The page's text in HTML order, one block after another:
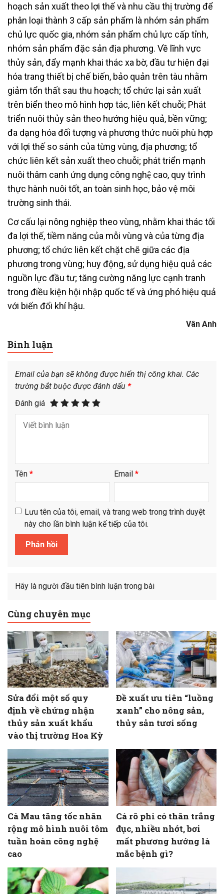
hoạch sản xuất theo lợi thế và nhu cầu thị trường để
phân loại thành 3 cấp sản phẩm là nhóm sản phẩm
chủ lực quốc gia, nhóm sản phẩm chủ lực cấp tỉnh,
nhóm sản phẩm đặc sản địa phương. Về lĩnh vực
thủy sản, đẩy mạnh khai thác xa bờ, đầu tư hiện đại
hóa trang thiết bị chế biến, bảo quản trên tàu nhằm
giảm tổn thất sau thu hoạch; tổ chức lại sản xuất
trên biển theo mô hình hợp tác, liên kết chuỗi; Phát
triển nuôi thủy sản theo hướng hiệu quả, bền vững;
đa dạng hóa đối tượng và phương thức nuôi phù hợp
với lợi thế so sánh của từng vùng, địa phương; tổ
chức liên kết sản xuất theo chuỗi; phát triển mạnh
nuôi thâm canh ứng dụng công nghệ cao, quy trình
thực hành nuôi tốt, an toàn sinh học, bảo vệ môi
trường sinh thái.
Cơ cấu lại nông nghiệp theo vùng, nhằm khai thác tối
đa lợi thế, tiềm năng của mỗi vùng và của từng địa
phương; tổ chức liên kết chặt chẽ giữa các địa
phương trong vùng; huy động, sử dụng hiệu quả các
nguồn lực đầu tư; tăng cường năng lực cạnh tranh
trong điều kiện hội nhập quốc tế và ứng phó hiệu quả
với biến đổi khí hậu.
Vân Anh
Bình luận
Email của bạn sẽ không được hiển thị công khai. Các
trường bắt buộc được đánh dấu *
Đánh giá
Tên * Email *
Lưu tên của tôi, email, và trang web trong trình duyệt
này cho lần bình luận kế tiếp của tôi.
Hãy là người đầu tiên bình luận trong bài
Cùng chuyên mục
Sửa đổi một số quy
định về chứng nhận
thủy sản xuất khẩu
vào thị trường Hoa Kỳ
Đề xuất ưu tiên “luồng
xanh” cho nông sản,
thủy sản tươi sống
Cà Mau tăng tốc nhân
rộng mô hình nuôi tôm
tuần hoàn công nghệ
cao
Cá rô phi có thân trắng
đục, nhiều nhớt, bơi
mất phương hướng là
mắc bệnh gì?